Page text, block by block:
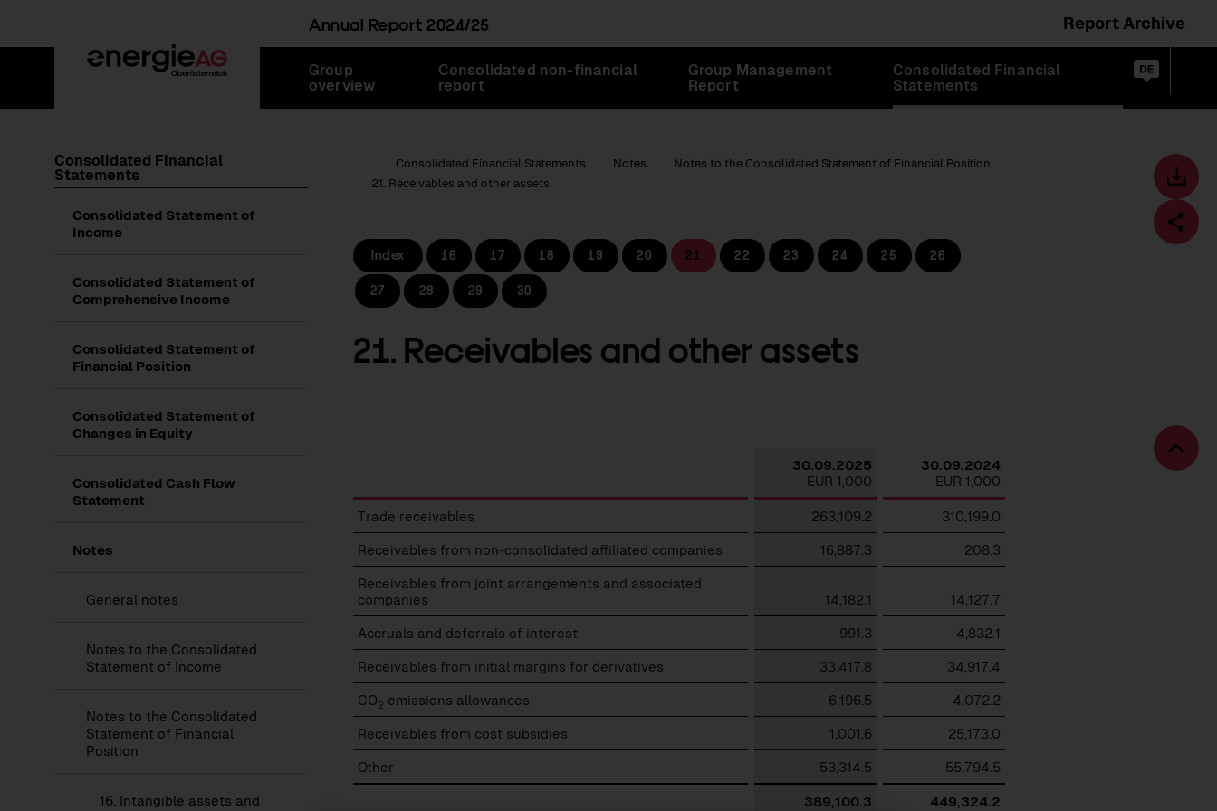
Annual Report 2024/25 Report Archive
Group
overview
Consolidated non-financial
report
Group Management
Report
Consolidated Financial
Statements
Switch
language
de
Consolidated Financial
Statements
Consolidated Statement of
Income
Consolidated Statement of
Comprehensive Income
Consolidated Statement of
Financial Position
Consolidated Statement of
Changes in Equity
Consolidated Cash Flow
Statement
Notes
General notes
Notes to the Consolidated
Statement of Income
Consolidated
Notes to the Consolidated
Statement of Financial
Position
16. Intangible assets and
Consolidated Financial Statements Notes
Notes to the Consolidated Statement of Financial Position
21. Receivables and other assets
Index 16 17 18 19 20 21 22 23 24 25 26
27 28 29 30
21. Receivables and other assets
Receivables
and
other
assets
30.09.2025
EUR 1,000
30.09.2024
EUR 1,000
Trade receivables 263,109.2 310,199.0
Receivables from non-consolidated affiliated companies 16,887.3 208.3
Receivables from joint arrangements and associated
companies
14,182.1 14,127.7
Accruals and deferrals of interest 991.3 4,832.1
Receivables from initial margins for derivatives 33,417.8 34,917.4
CO2 emissions allowances 6,196.5 4,072.2
Receivables from cost subsidies 1,001.6 25,173.0
Other 53,314.5 55,794.5
389,100.3 449,324.2
Toolbar
centre